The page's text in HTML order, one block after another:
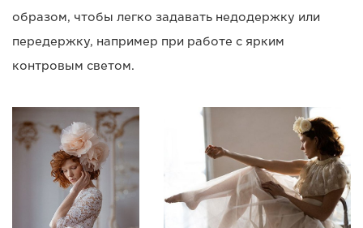
образом, чтобы легко задавать недодержку или
передержку, например при работе с ярким
контровым светом.